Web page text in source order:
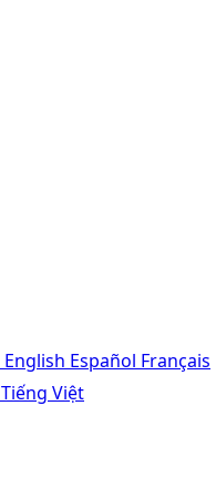
English Español Français
Tiếng Việt